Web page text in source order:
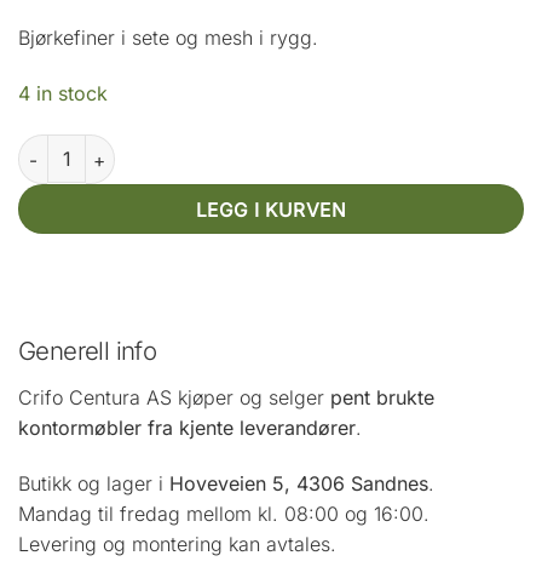
Bjørkefiner i sete og mesh i rygg.
4 in stock
Kantinestol quantity
LEGG I KURVEN
Generell info
Crifo Centura AS kjøper og selger pent brukte
kontormøbler fra kjente leverandører.
Butikk og lager i Hoveveien 5, 4306 Sandnes.
Mandag til fredag mellom kl. 08:00 og 16:00.
Levering og montering kan avtales.